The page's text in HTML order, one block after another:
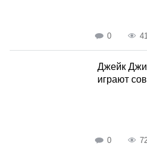
0
Джейк
играют
0